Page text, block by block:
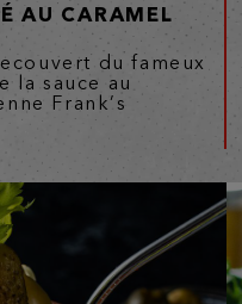
AU CARAMEL
du fameux
la sauce au
Frank’s